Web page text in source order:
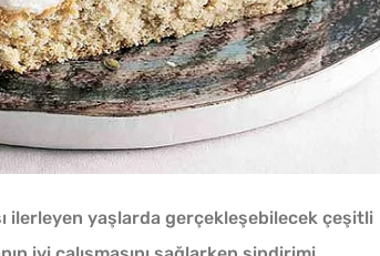
ilerleyen yaşlarda gerçekleşebilecek çeşitli